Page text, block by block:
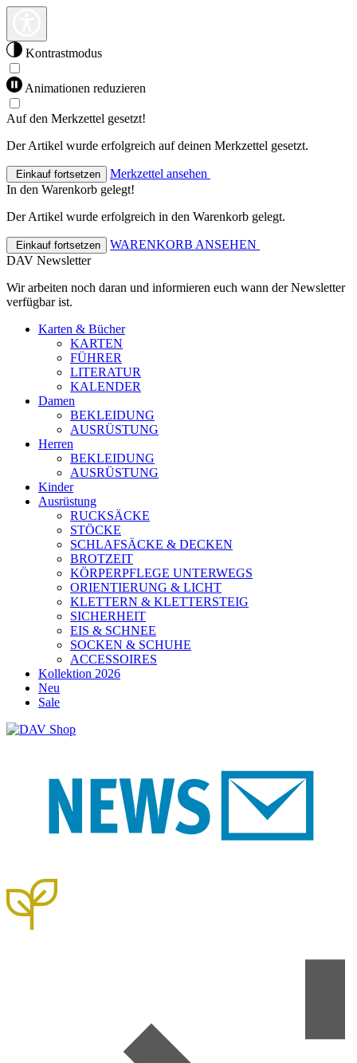
Kontrastmodus
Animationen reduzieren
Auf den Merkzettel gesetzt!
Der Artikel wurde erfolgreich auf deinen Merkzettel gesetzt.
Einkauf fortsetzen
Merkzettel ansehen
In den Warenkorb gelegt!
Der Artikel wurde erfolgreich in den Warenkorb gelegt.
Einkauf fortsetzen
WARENKORB ANSEHEN
DAV Newsletter
Wir arbeiten noch daran und informieren euch wann der Newsletter
verfügbar ist.
Karten & Bücher
KARTEN
FÜHRER
LITERATUR
KALENDER
Damen
BEKLEIDUNG
AUSRÜSTUNG
Herren
BEKLEIDUNG
AUSRÜSTUNG
Kinder
Ausrüstung
RUCKSÄCKE
STÖCKE
SCHLAFSÄCKE & DECKEN
BROTZEIT
KÖRPERPFLEGE UNTERWEGS
ORIENTIERUNG & LICHT
KLETTERN & KLETTERSTEIG
SICHERHEIT
EIS & SCHNEE
SOCKEN & SCHUHE
ACCESSOIRES
Kollektion 2026
Neu
Sale